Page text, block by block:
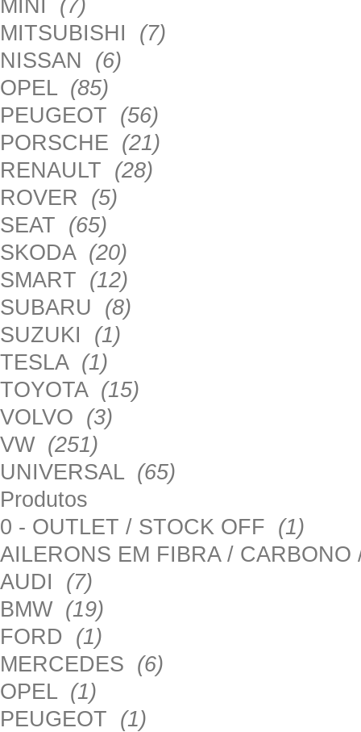
MINI (7)
MITSUBISHI (7)
NISSAN (6)
OPEL (85)
PEUGEOT (56)
PORSCHE (21)
RENAULT (28)
ROVER (5)
SEAT (65)
SKODA (20)
SMART (12)
SUBARU (8)
SUZUKI (1)
TESLA (1)
TOYOTA (15)
VOLVO (3)
VW (251)
UNIVERSAL (65)
Produtos
0 - OUTLET / STOCK OFF (1)
AILERONS EM FIBRA /
AUDI (7)
BMW (19)
FORD (1)
MERCEDES (6)
OPEL (1)
PEUGEOT (1)